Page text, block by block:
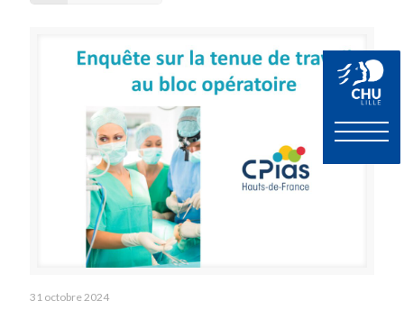
31 octobre 2024